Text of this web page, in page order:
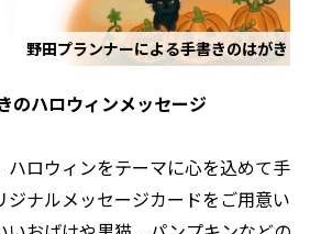
野田プランナーによる手書きのはがき
のハロウィンメッセージ
ハロウィンをテーマに心を込めて手
ジナルメッセージカードをご用意い